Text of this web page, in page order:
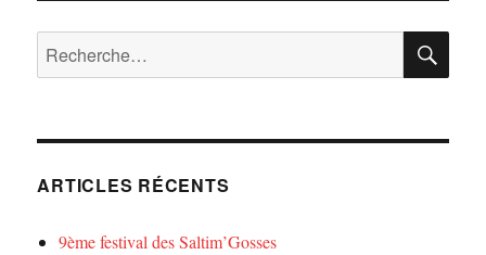
Recherche
pour :
ARTICLES RÉCENTS
9ème festival des Saltim’Gosses